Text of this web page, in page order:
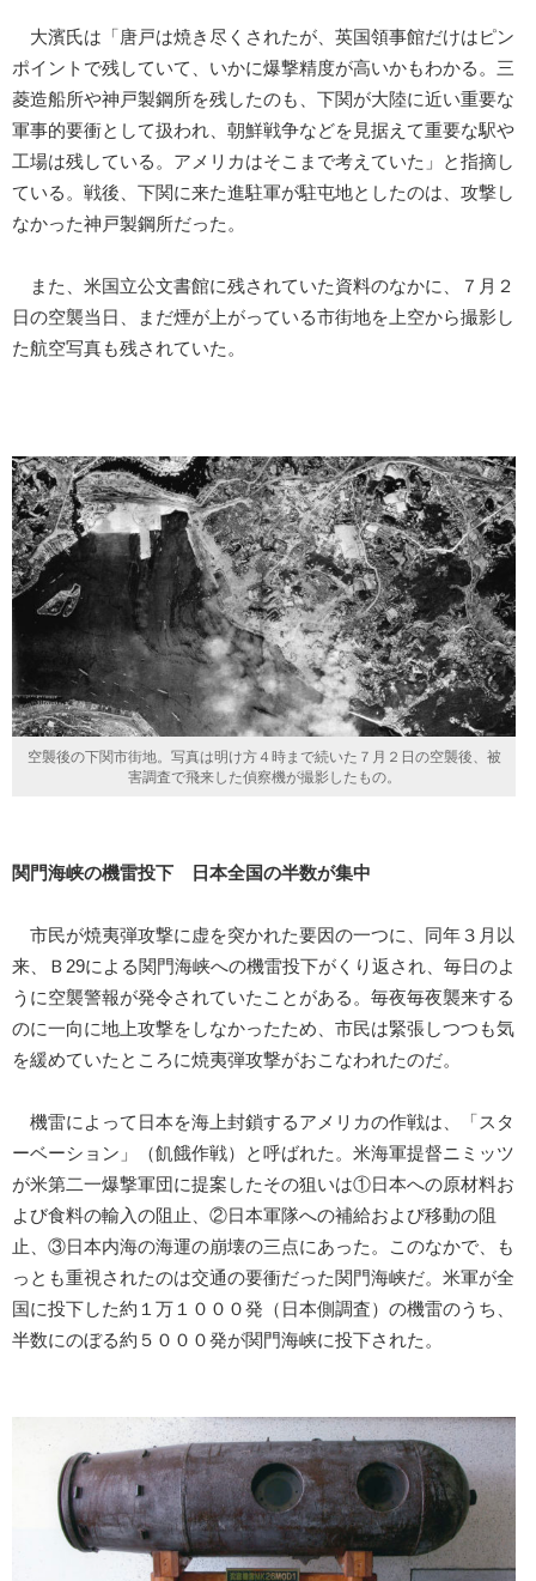
大濱氏は「唐戸は焼き尽くされたが、英国領事館だけはピン
ポイントで残していて、いかに爆撃精度が高いかもわかる。三
菱造船所や神戸製鋼所を残したのも、下関が大陸に近い重要な
軍事的要衝として扱われ、朝鮮戦争などを見据えて重要な駅や
工場は残している。アメリカはそこまで考えていた」と指摘し
ている。戦後、下関に来た進駐軍が駐屯地としたのは、攻撃し
なかった神戸製鋼所だった。
また、米国立公文書館に残されていた資料のなかに、７月２
日の空襲当日、まだ煙が上がっている市街地を上空から撮影し
た航空写真も残されていた。
空襲後の下関市街地。写真は明け方４時まで続いた７月２日の空襲後、被
害調査で飛来した偵察機が撮影したもの。
関門海峡の機雷投下 日本全国の半数が集中
市民が焼夷弾攻撃に虚を突かれた要因の一つに、同年３月以
来、Ｂ29による関門海峡への機雷投下がくり返され、毎日のよ
うに空襲警報が発令されていたことがある。毎夜毎夜襲来する
のに一向に地上攻撃をしなかったため、市民は緊張しつつも気
を緩めていたところに焼夷弾攻撃がおこなわれたのだ。
機雷によって日本を海上封鎖するアメリカの作戦は、「スタ
ーベーション」（飢餓作戦）と呼ばれた。米海軍提督ニミッツ
が米第二一爆撃軍団に提案したその狙いは①日本への原材料お
よび食料の輸入の阻止、②日本軍隊への補給および移動の阻
止、③日本内海の海運の崩壊の三点にあった。このなかで、も
っとも重視されたのは交通の要衝だった関門海峡だ。米軍が全
国に投下した約１万１０００発（日本側調査）の機雷のうち、
半数にのぼる約５０００発が関門海峡に投下された。